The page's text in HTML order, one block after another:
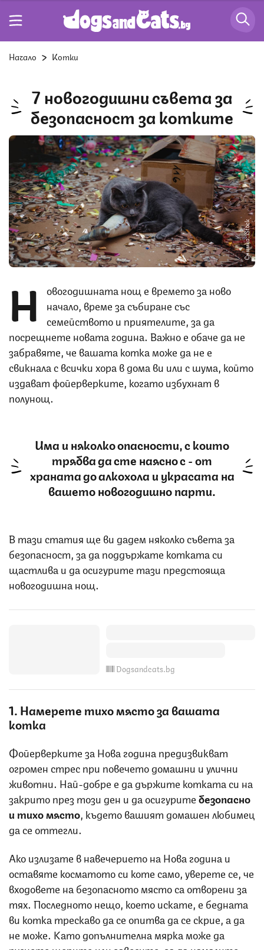
Начало Котки
7 новогодишни съвета за
безопасност за котките
Снимка: iStock
Н
овогодишната нощ е времето за ново
начало, време за събиране със
семейството и приятелите, за да
посрещнете новата година. Важно е обаче да не
забравяте, че вашата котка може да не е
свикнала с всички хора в дома ви или с шума, който
издават фойерверките, когато избухнат в
полунощ.
Има и няколко опасности, с които
трябва да сте наясно с - от
храната до алкохола и украсата на
вашето новогодишно парти.
В тази статия ще ви дадем няколко съвета за
безопасност, за да поддържате котката си
щастлива и да осигурите тази предстояща
новогодишна нощ.
Dogsandcats.bg
1. Намерете тихо място за вашата
котка
Фойерверките за Нова година предизвикват
огромен стрес при повечето домашни и улични
животни. Най-добре е да държите котката си на
закрито през този ден и да осигуритебезопасно
и тихо място , където вашият домашен любимец
да се оттегли.
Ако излизате в навечерието на Нова година и
оставяте косматото си коте само, уверете се, че
входовете на безопасното място са отворени за
тях. Последното нещо, което искате, е бедната
ви котка трескаво да се опитва да се скрие, а да
не може. Като допълнителна мярка може да